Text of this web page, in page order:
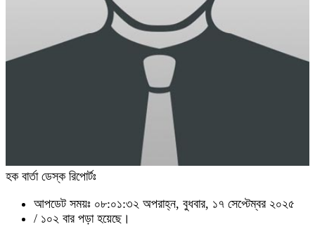
হক বার্তা ডেস্ক রিপোর্টঃ
আপডেট সময়ঃ ০৮:০১:৩২ অপরাহ্ন, বুধবার, ১৭ সেপ্টেম্বর ২০২৫
/ ১০২ বার পড়া হয়েছে।